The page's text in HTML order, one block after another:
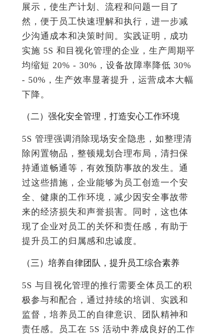
展示，使生产计划、流程和问题一目了
然，便于员工快速理解和执行，进一步减
少沟通成本和决策时间。实践证明，成功
实施 5S 和目视化管理的企业，生产周期平
均缩短 20% - 30%，设备故障率降低 30%
- 50%，生产效率显著提升，运营成本大幅
下降。
（二）强化安全管理，打造安心工作环境
5S 管理强调消除现场安全隐患，如整理清
除闲置物品，整顿规划合理布局，清扫保
持通道畅通等，有效预防事故的发生。通
过这些措施，企业能够为员工创造一个安
全、健康的工作环境，减少因安全事故带
来的经济损失和声誉损害。同时，这也体
现了企业对员工的关怀和责任感，有助于
提升员工的归属感和忠诚度。
（三）培养自律团队，提升员工综合素养
5S 与目视化管理的推行需要全体员工的积
极参与和配合，通过持续的培训、实践和
监督，培养员工的自律意识、团队精神和
责任感。员工在 5S 活动中养成良好的工作